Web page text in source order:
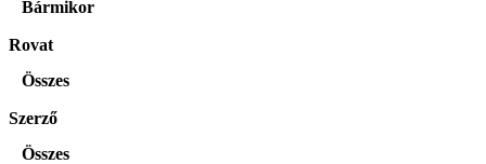
Bármikor
Rovat
Összes
Szerző
Összes